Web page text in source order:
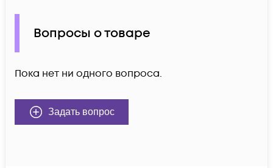
Вопросы о товаре
Пока нет ни одного вопроса.
Задать вопрос